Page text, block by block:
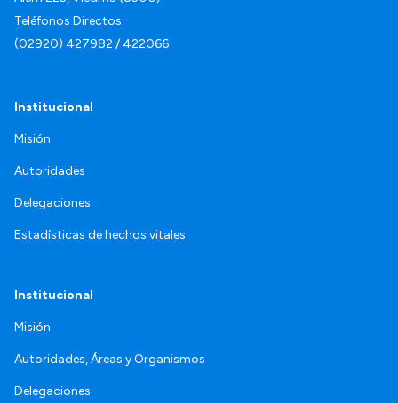
Teléfonos Directos:
(02920) 427982 / 422066
Institucional
Misión
Autoridades
Delegaciones
Estadísticas de hechos vitales
Institucional
Misión
Autoridades, Áreas y Organismos
Delegaciones